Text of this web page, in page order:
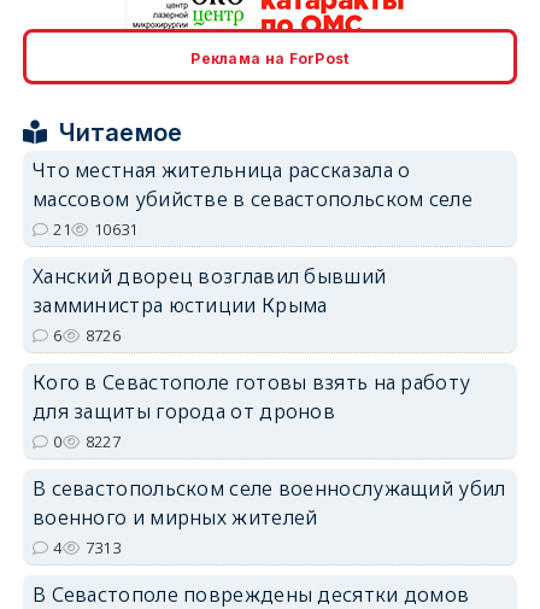
Реклама на ForPost
Читаемое
Что местная жительница рассказала о
массовом убийстве в севастопольском селе
21 10631
Ханский дворец возглавил бывший
замминистра юстиции Крыма
6 8726
Кого в Севастополе готовы взять на работу
для защиты города от дронов
0 8227
В севастопольском селе военнослужащий убил
военного и мирных жителей
4 7313
В Севастополе повреждены десятки домов